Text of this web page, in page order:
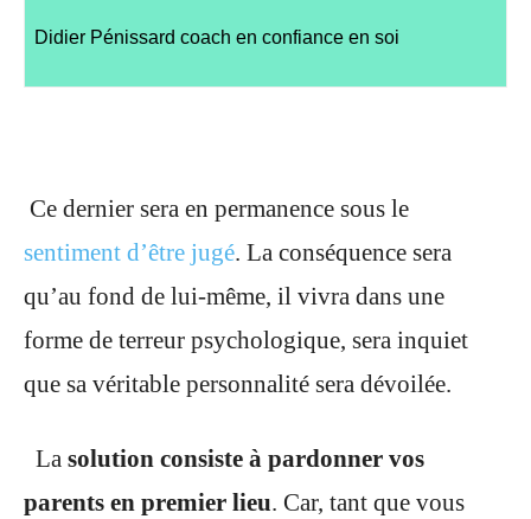
Didier Pénissard coach en confiance en soi
Ce dernier sera en permanence sous le
sentiment d’être jugé. La conséquence sera
qu’au fond de lui-même, il vivra dans une
forme de terreur psychologique, sera inquiet
que sa véritable personnalité sera dévoilée.
La solution consiste à pardonner vos
parents en premier lieu. Car, tant que vous